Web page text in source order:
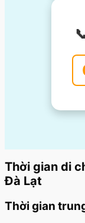
Thời gian di
Đà Lạt
Thời gian